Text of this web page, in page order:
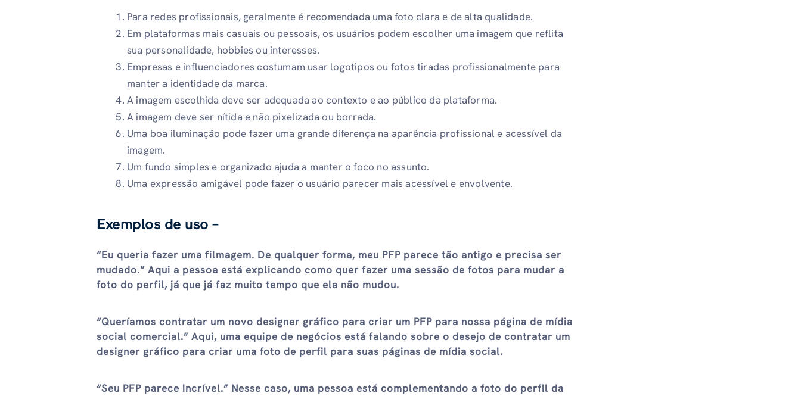
Para redes profissionais, geralmente é recomendada uma foto clara e de alta qualidade.
Em plataformas mais casuais ou pessoais, os usuários podem escolher uma imagem que reflita
sua personalidade, hobbies ou interesses.
Empresas e influenciadores costumam usar logotipos ou fotos tiradas profissionalmente para
manter a identidade da marca.
A imagem escolhida deve ser adequada ao contexto e ao público da plataforma.
A imagem deve ser nítida e não pixelizada ou borrada.
Uma boa iluminação pode fazer uma grande diferença na aparência profissional e acessível da
imagem.
Um fundo simples e organizado ajuda a manter o foco no assunto.
Uma expressão amigável pode fazer o usuário parecer mais acessível e envolvente.
Exemplos de uso –
“Eu queria fazer uma filmagem. De qualquer forma, meu PFP parece tão antigo e precisa ser
mudado.” Aqui a pessoa está explicando como quer fazer uma sessão de fotos para mudar a
foto do perfil, já que já faz muito tempo que ela não mudou.
“Queríamos contratar um novo designer gráfico para criar um PFP para nossa página de mídia
social comercial.” Aqui, uma equipe de negócios está falando sobre o desejo de contratar um
designer gráfico para criar uma foto de perfil para suas páginas de mídia social.
“Seu PFP parece incrível.” Nesse caso, uma pessoa está complementando a foto do perfil da